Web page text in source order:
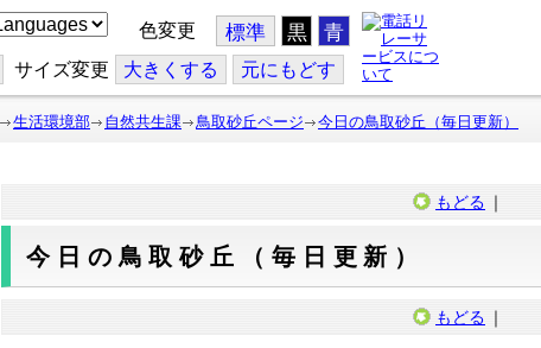
色変更 標準 黒 青
サイズ変更 大きくする 元にもどす
生活環境部 自然共生課 鳥取砂丘ページ 今日の鳥取砂丘（毎日更新）
もどる ｜
今日の鳥取砂丘（毎日更新）
もどる ｜